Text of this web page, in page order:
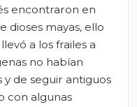
encontraron en
dioses mayas, ello
a los frailes a
no habían
y de seguir antiguos
con algunas